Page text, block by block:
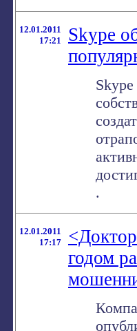
12.01.2011
17:21
Skype
.
12.01.2011
17:17
годом